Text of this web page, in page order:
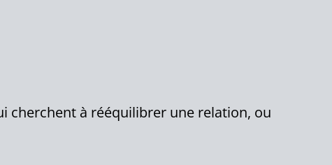
cherchent à rééquilibrer une relation, ou